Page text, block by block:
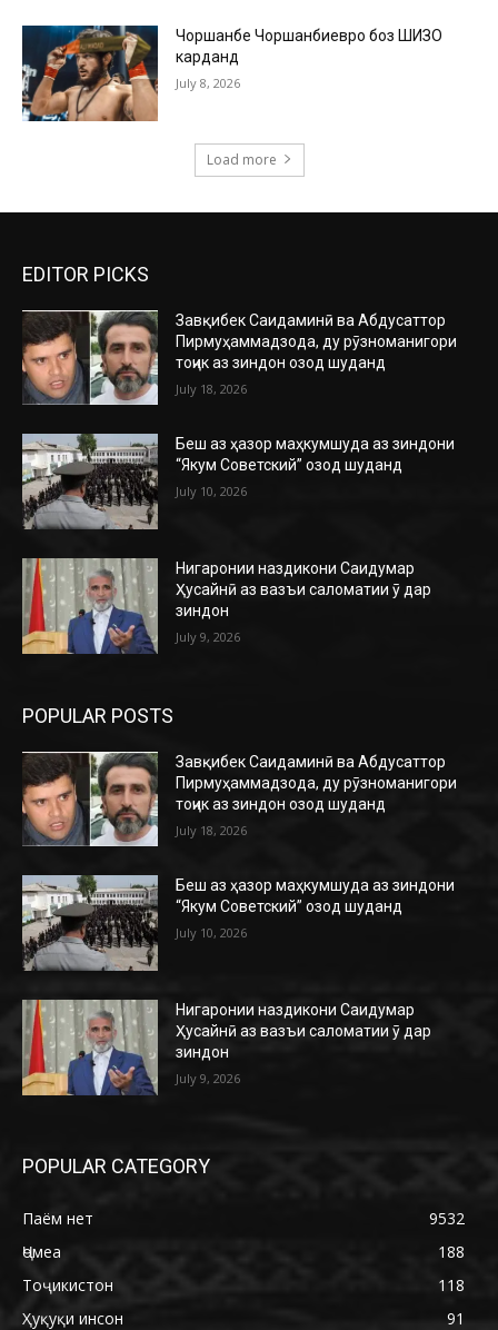
Чоршанбе Чоршанбиевро боз ШИЗО
карданд
July 8, 2026
Load more
EDITOR PICKS
Завқибек Саидаминӣ ва Абдусаттор
Пирмуҳаммадзода, ду рӯзноманигори
тоҷик аз зиндон озод шуданд
July 18, 2026
Беш аз ҳазор маҳкумшуда аз зиндони
“Якум Советский” озод шуданд
July 10, 2026
Нигаронии наздикони Саидумар
Ҳусайнӣ аз вазъи саломатии ӯ дар
зиндон
July 9, 2026
POPULAR POSTS
Завқибек Саидаминӣ ва Абдусаттор
Пирмуҳаммадзода, ду рӯзноманигори
тоҷик аз зиндон озод шуданд
July 18, 2026
Беш аз ҳазор маҳкумшуда аз зиндони
“Якум Советский” озод шуданд
July 10, 2026
Нигаронии наздикони Саидумар
Ҳусайнӣ аз вазъи саломатии ӯ дар
зиндон
July 9, 2026
POPULAR CATEGORY
Паём нет
9532
Ҷомеа
188
Тоҷикистон
118
Ҳуқуқи инсон
91